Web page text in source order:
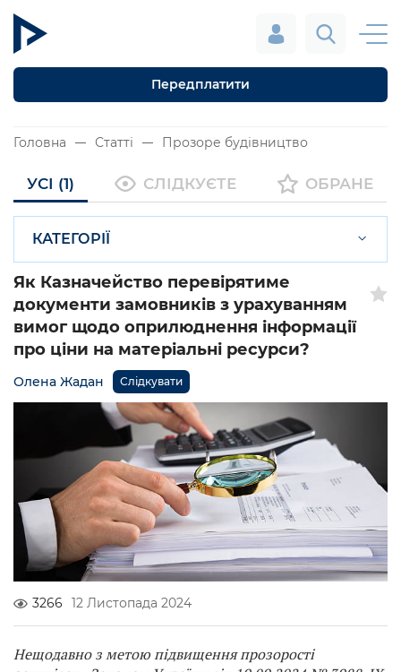
Передплатити
Головна Статті Прозоре будівництво
УСІ (1) СЛІДКУЄТЕ ОБРАНЕ
КАТЕГОРІЇ
Як Казначейство перевірятиме
документи замовників з урахуванням
вимог щодо оприлюднення інформації
про ціни на матеріальні ресурси?
Олена Жадан Слідкувати
3266 12 Листопада 2024
Нещодавно з метою підвищення прозорості